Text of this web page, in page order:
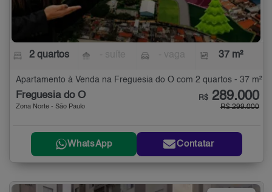
2 quartos 37 m²
Apartamento à Venda na Freguesia do Ó com 2 quartos - 37 m²
Freguesia do Ó
Zona Norte - São Paulo
R$ 289.000
R$ 299.000
WhatsApp Contatar